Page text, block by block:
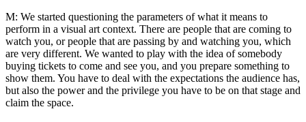
M: We started questioning the parameters of what it means to
perform in a visual art context. There are people that are coming to
watch you, or people that are passing by and watching you, which
are very different. We wanted to play with the idea of somebody
buying tickets to come and see you, and you prepare something to
show them. You have to deal with the expectations the audience has,
but also the power and the privilege you have to be on that stage and
claim the space.